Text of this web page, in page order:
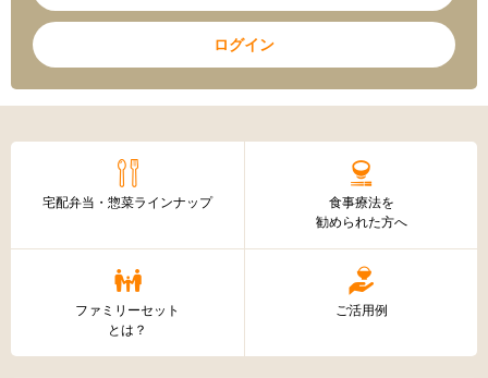
ログイン
宅配弁当・惣菜ラインナップ
食事療法を
勧められた方へ
ファミリーセット
とは？
ご活用例